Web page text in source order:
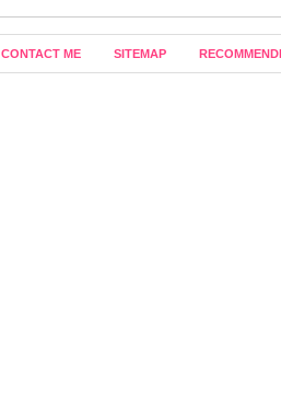
CONTACT ME SITEMAP